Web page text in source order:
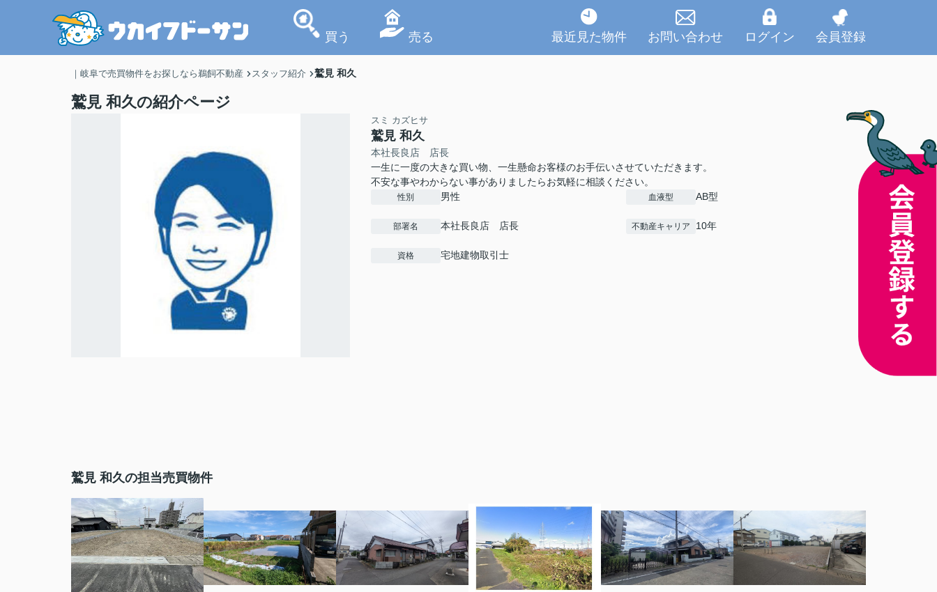
買う 売る 最近見た物件 お問い合わせ ログイン 会員登録
｜岐阜で売買物件をお探しなら鵜飼不動産 スタッフ紹介 鷲見 和久
鷲見 和久の紹介ページ
スミ カズヒサ
鷲見 和久
本社長良店 店長
一生に一度の大きな買い物、一生懸命お客様のお手伝いさせていただきます。
不安な事やわからない事がありましたらお気軽に相談ください。
性別 男性 血液型 AB型
部署名 本社長良店 店長 不動産キャリア 10年
資格 宅地建物取引士
鷲見 和久の担当売買物件